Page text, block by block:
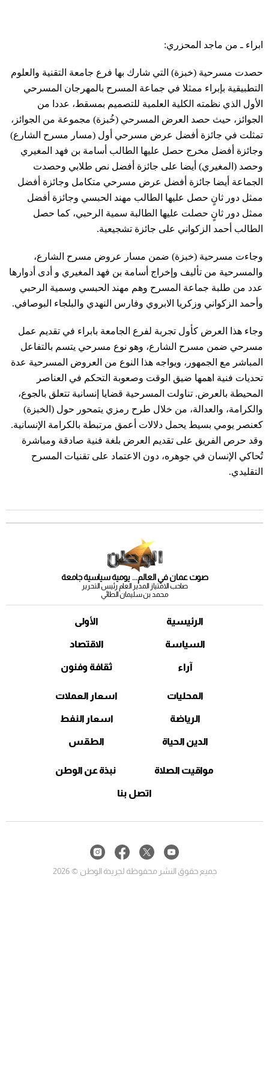
ابراء ـ من ماجد المحزري:
حصدت مسرحية (خبزة) التي شارك بها فرع جامعة التقنية والعلوم
التطبيقية بإبراء ممثلا في جماعة المسرح بالمهرجان المسرحي
الأول الذي نظمته الكلية العلمية للتصميم بمسقط، عددا من
الجوائز، حيث حصد العرض المسرحي (خُبزة) مجموعة من الجوائز،
تمثلت في جائزة أفضل عرض مسرحي أول (مسار مسرح الشارع)
وجائزة أفضل مخرج حصل عليها الطالب أسامة بن فهد المغيري
وحصد (المغيري) أيضا على جائزة أفضل نص طلابي وحصدت
الجماعة أيضا جائزة أفضل عرض مسرحي متكامل وجائزة أفضل
ممثل دور ثانٍ حصل عليها الطالب مهند الحبسي وجائزة أفضل
ممثل دور ثانٍ حصلت عليها الطالبة سمية الرحبي، كما حصل
الطالب أحمد الزكواني على جائزة تشجيعية.
وجاءت مسرحية (خبزة) ضمن مسار عروض مسرح الشارع،
والمسرحية من تأليف وإخراج أسامة بن فهد المغيري و أدى أدوارها
عدد من طلبة جماعة المسرح وهم مهند الحبسي وسمية الرحبي
وأحمد الزكواني وزكريا الابروي وفارس النهدي والبلجاء البوصافي.
وجاء هذا العرض كأول تجربة لفرع الجامعة بابراء في تقديم عمل
مسرحي ضمن مسرح الشارع، وهو نوع مسرحي يتسم بالتفاعل
المباشر مع الجمهور، ويواجه هذا النوع من العروض المسرحية عدة
تحديات فنية اهمها ضيق الوقت وصعوبة التحكم في العناصر
المحيطة بالعرض. تناولت المسرحية قضايا إنسانية تتعلق بالجوع،
والكرامة، والعدالة، من خلال طرح رمزي يتمحور حول (الخبزة)
كعنصر يومي بسيط يحمل دلالات أعمق مرتبطة بالكرامة الإنسانية.
وقد حرص الفريق على تقديم العرض بلغة فنية صادقة ومباشرة
تُحاكي الإنسان في جوهره، دون الاعتماد على تقنيات المسرح
التقليدي.
صوت عمان في العالم... يومية سياسية جامعة
صاحب الامتياز المدير العام رئيس التحرير
محمد بن سليمان الطائي
الرئيسية
السياسة
آراء
الأولى
الاقتصاد
ثقافة وفنون
المحليات
الرياضة
الدين الحياة
اسعار العملات
اسعار النفط
الطقس
مواقيت الصلاة نبذة عن الوطن
اتصل بنا
جميع حقوق النشر محفوظة لجريدة الوطن © 2026